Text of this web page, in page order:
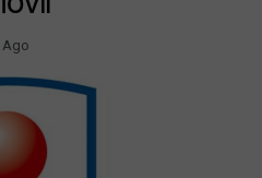
Ago